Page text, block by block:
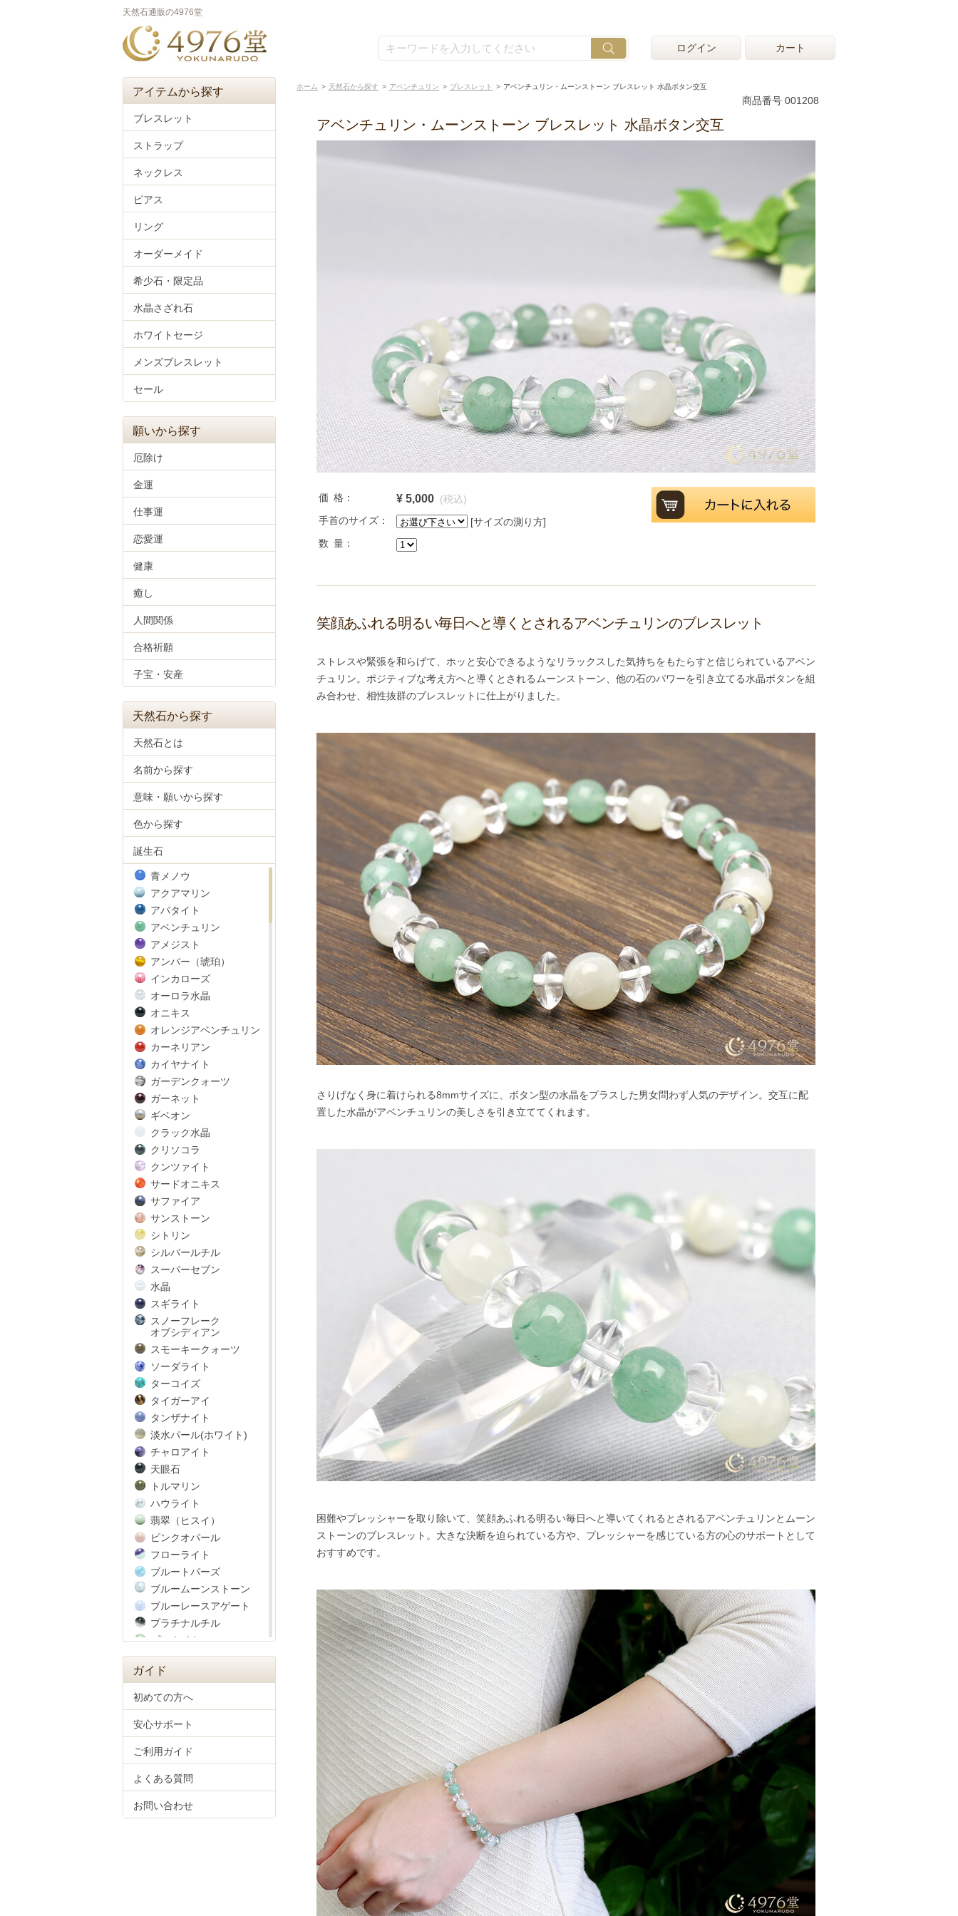
天然石通販の4976堂
ログイン カート
ホーム 天然石から探す アベンチュリン ブレスレット アベンチュリン・ムーンストーン ブレスレット 水晶ボタン交互
商品番号 001208
アベンチュリン・ムーンストーン ブレスレット 水晶ボタン交互
価 格： ¥ 5,000 (税込)
手首のサイズ：
[サイズの測り方]
数 量：
笑顔あふれる明るい毎日へと導くとされるアベンチュリンのブレスレット
ストレスや緊張を和らげて、ホッと安心できるようなリラックスした気持ちをもたらすと信じられているアベン
チュリン。ポジティブな考え方へと導くとされるムーンストーン、他の石のパワーを引き立てる水晶ボタンを組
み合わせ、相性抜群のブレスレットに仕上がりました。
さりげなく身に着けられる8mmサイズに、ボタン型の水晶をプラスした男女問わず人気のデザイン。交互に配
置した水晶がアベンチュリンの美しさを引き立ててくれます。
困難やプレッシャーを取り除いて、笑顔あふれる明るい毎日へと導いてくれるとされるアベンチュリンとムーン
ストーンのブレスレット。大きな決断を迫られている方や、プレッシャーを感じている方の心のサポートとして
おすすめです。
アイテムから探す
ブレスレット
ストラップ
ネックレス
ピアス
リング
オーダーメイド
希少石・限定品
水晶さざれ石
ホワイトセージ
メンズブレスレット
セール
願いから探す
厄除け
金運
仕事運
恋愛運
健康
癒し
人間関係
合格祈願
子宝・安産
天然石から探す
天然石とは
名前から探す
意味・願いから探す
色から探す
誕生石
青メノウ
アクアマリン
アパタイト
アベンチュリン
アメジスト
アンバー（琥珀）
インカローズ
オーロラ水晶
オニキス
オレンジアベンチュリン
カーネリアン
カイヤナイト
ガーデンクォーツ
ガーネット
ギベオン
クラック水晶
クリソコラ
クンツァイト
サードオニキス
サファイア
サンストーン
シトリン
シルバールチル
スーパーセブン
水晶
スギライト
スノーフレーク
オブシディアン
スモーキークォーツ
ソーダライト
ターコイズ
タイガーアイ
タンザナイト
淡水パール(ホワイト)
チャロアイト
天眼石
トルマリン
ハウライト
翡翠（ヒスイ）
ピンクオパール
フローライト
ブルートパーズ
ブルームーンストーン
ブルーレースアゲート
プラチナルチル
プレナイト
ヘマタイト
ベリル
ペリドット
ホークスアイ
彫り物(四神獣)
マラカイト
ムーンストーン
モルガナイト
モルダバイト
ガイド
初めての方へ
安心サポート
ご利用ガイド
よくある質問
お問い合わせ